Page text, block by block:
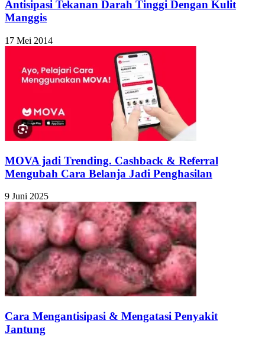
Antisipasi Tekanan Darah Tinggi Dengan Kulit
Manggis
17 Mei 2014
MOVA jadi Trending. Cashback & Referral
Mengubah Cara Belanja Jadi Penghasilan
9 Juni 2025
Cara Mengantisipasi & Mengatasi Penyakit
Jantung